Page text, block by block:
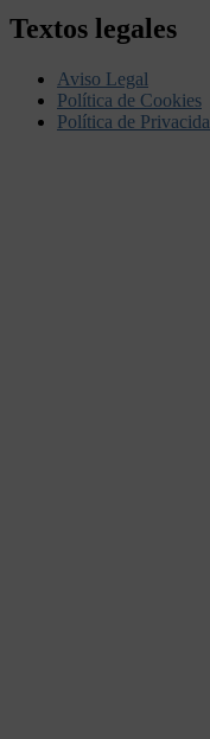
Textos legales
Aviso Legal
Política de Cookies
Política de